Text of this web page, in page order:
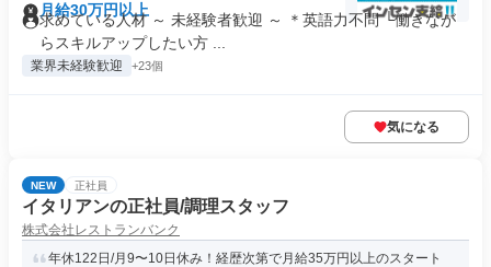
月給30万円以上
求めている人材 ～ 未経験者歓迎 ～ ＊英語力不問 └働きなが
らスキルアップしたい方 ...
業界未経験歓迎 +23個
気になる
NEW 正社員
イタリアンの正社員/調理スタッフ
株式会社レストランバンク
年休122日/月9〜10日休み！経歴次第で月給35万円以上のスタート